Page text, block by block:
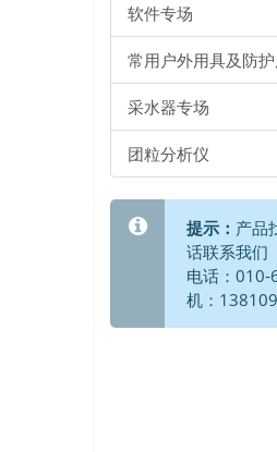
软件专场
常用户外用具及防
采水器专场
团粒分析仪
提示： 产品
话联系我们
电话：
机：